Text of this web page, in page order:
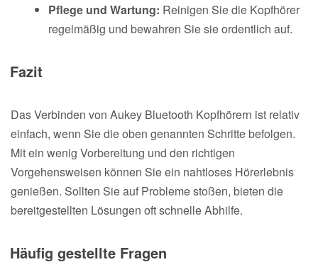
Pflege und Wartung: Reinigen Sie die Kopfhörer
regelmäßig und bewahren Sie sie ordentlich auf.
Fazit
Das Verbinden von Aukey Bluetooth Kopfhörern ist relativ
einfach, wenn Sie die oben genannten Schritte befolgen.
Mit ein wenig Vorbereitung und den richtigen
Vorgehensweisen können Sie ein nahtloses Hörerlebnis
genießen. Sollten Sie auf Probleme stoßen, bieten die
bereitgestellten Lösungen oft schnelle Abhilfe.
Häufig gestellte Fragen